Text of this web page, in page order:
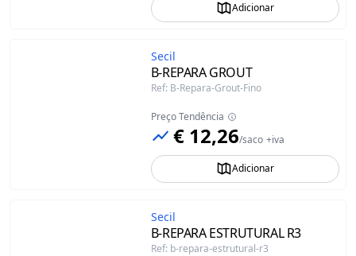
Adicionar
Secil
B-REPARA GROUT
Ref: B-Repara-Grout-Fino
Preço Tendência
€ 12,26/saco +iva
Adicionar
Secil
B-REPARA ESTRUTURAL R3
Ref: b-repara-estrutural-r3